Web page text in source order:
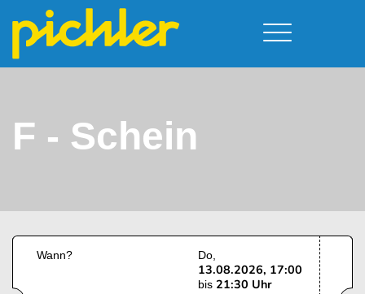
A - Scheine + Code 111
B - Scheine
Kursorte
Neufelden
Service
Kontakt
F - Schein
Wann? Do
13.08.2026, 17:00
bis 21:30 Uhr